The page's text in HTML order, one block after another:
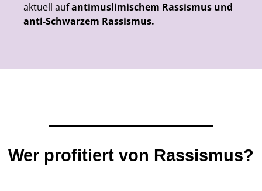
aktuell aufantimuslimischem Rassismus und
anti-Schwarzem Rassismus.
Wer profitiert von Rassismus?